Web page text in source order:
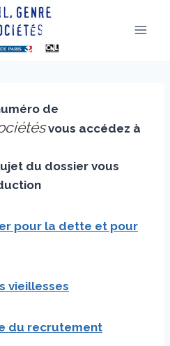
de
vous accédez à
du dossier vous
pour la dette et pour
vieillesses
du recrutement